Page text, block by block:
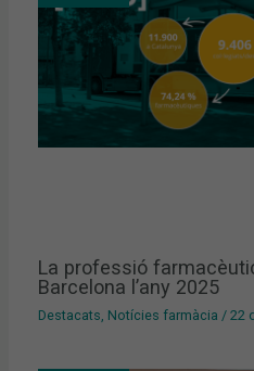
La professió
Barcelona l’any 2025
Destacats Notícies farmàcia /22